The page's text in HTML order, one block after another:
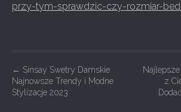
przy-tym-sprawdzic-czy-rozmiar-
P
o
← Sinsay Swetry Damskie:
Najnowsze Trendy i Modne
Stylizacje 2023
z